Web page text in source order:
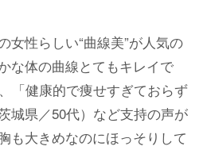
女性らしい“曲線美”が人気の
な体の曲線とてもキレイで
「健康的で痩せすぎておらず
城県／50代）など支持の声が
も大きめなのにほっそりして